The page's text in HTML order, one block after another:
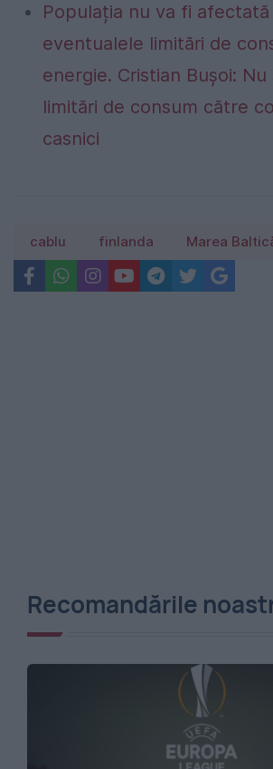
Populația nu va fi afectată
eventualele limitări de
energie. Cristian Bușoi:
limitări de consum către
casnici
cablu finlanda Marea
Recomandările